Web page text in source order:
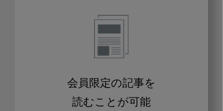
会員限定の記事を
読むことが可能